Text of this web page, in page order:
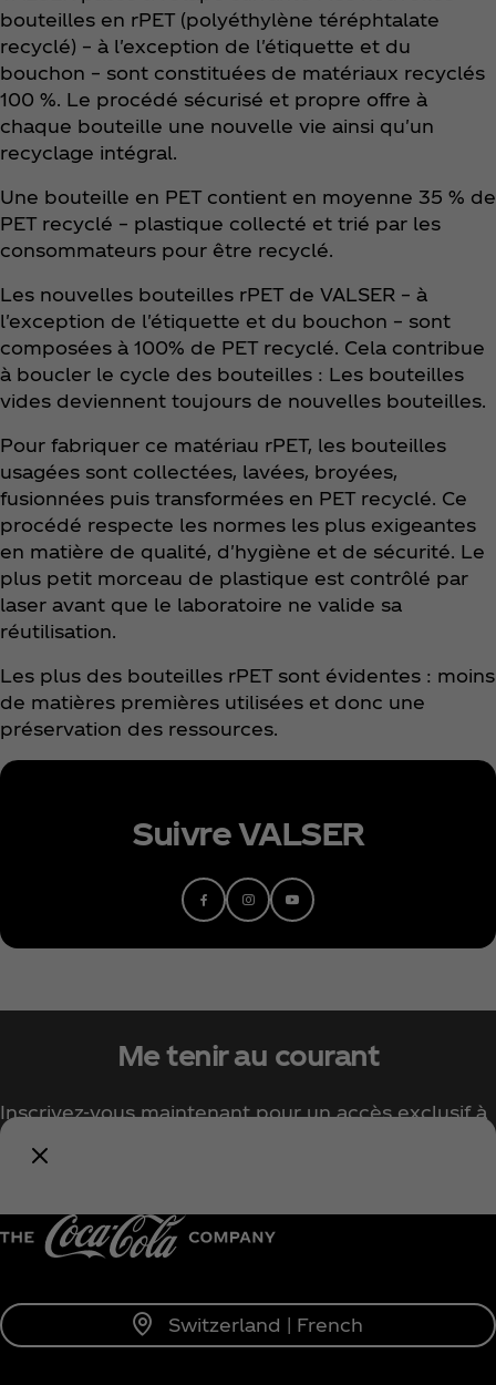
bouteilles en rPET (polyéthylène téréphtalate
recyclé) – à l'exception de l'étiquette et du
bouchon – sont constituées de matériaux recyclés
100 %. Le procédé sécurisé et propre offre à
chaque bouteille une nouvelle vie ainsi qu'un
recyclage intégral.
Une bouteille en PET contient en moyenne 35 % de
PET recyclé – plastique collecté et trié par les
consommateurs pour être recyclé.
Les nouvelles bouteilles rPET de VALSER – à
l'exception de l'étiquette et du bouchon – sont
composées à 100% de PET recyclé. Cela contribue
à boucler le cycle des bouteilles : Les bouteilles
vides deviennent toujours de nouvelles bouteilles.
Pour fabriquer ce matériau rPET, les bouteilles
usagées sont collectées, lavées, broyées,
fusionnées puis transformées en PET recyclé. Ce
procédé respecte les normes les plus exigeantes
en matière de qualité, d'hygiène et de sécurité. Le
plus petit morceau de plastique est contrôlé par
laser avant que le laboratoire ne valide sa
réutilisation.
Les plus des bouteilles rPET sont évidentes : moins
de matières premières utilisées et donc une
préservation des ressources.
Suivre VALSER
Me tenir au courant
Inscrivez-vous maintenant pour un accès exclusif à
Switzerland | French